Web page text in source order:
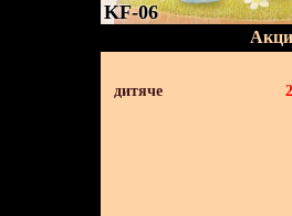
KF-06
дитяче